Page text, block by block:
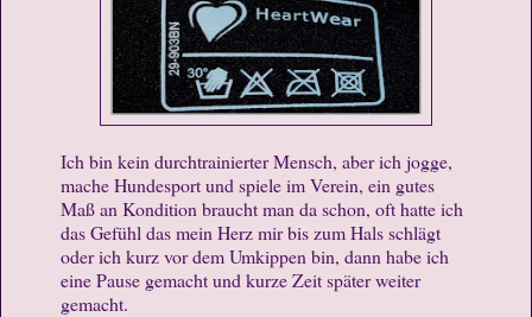
Ich bin kein durchtrainierter Mensch, aber ich jogge,
mache Hundesport und spiele im Verein, ein gutes
Maß an Kondition braucht man da schon, oft hatte ich
das Gefühl das mein Herz mir bis zum Hals schlägt
oder ich kurz vor dem Umkippen bin, dann habe ich
eine Pause gemacht und kurze Zeit später weiter
gemacht.